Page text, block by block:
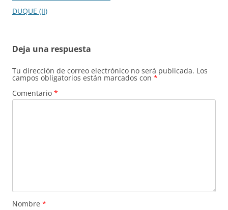
entradas
DUQUE (II)
Deja una respuesta
Tu dirección de correo electrónico no será publicada. Los
campos obligatorios están marcados con *
Comentario *
Nombre *